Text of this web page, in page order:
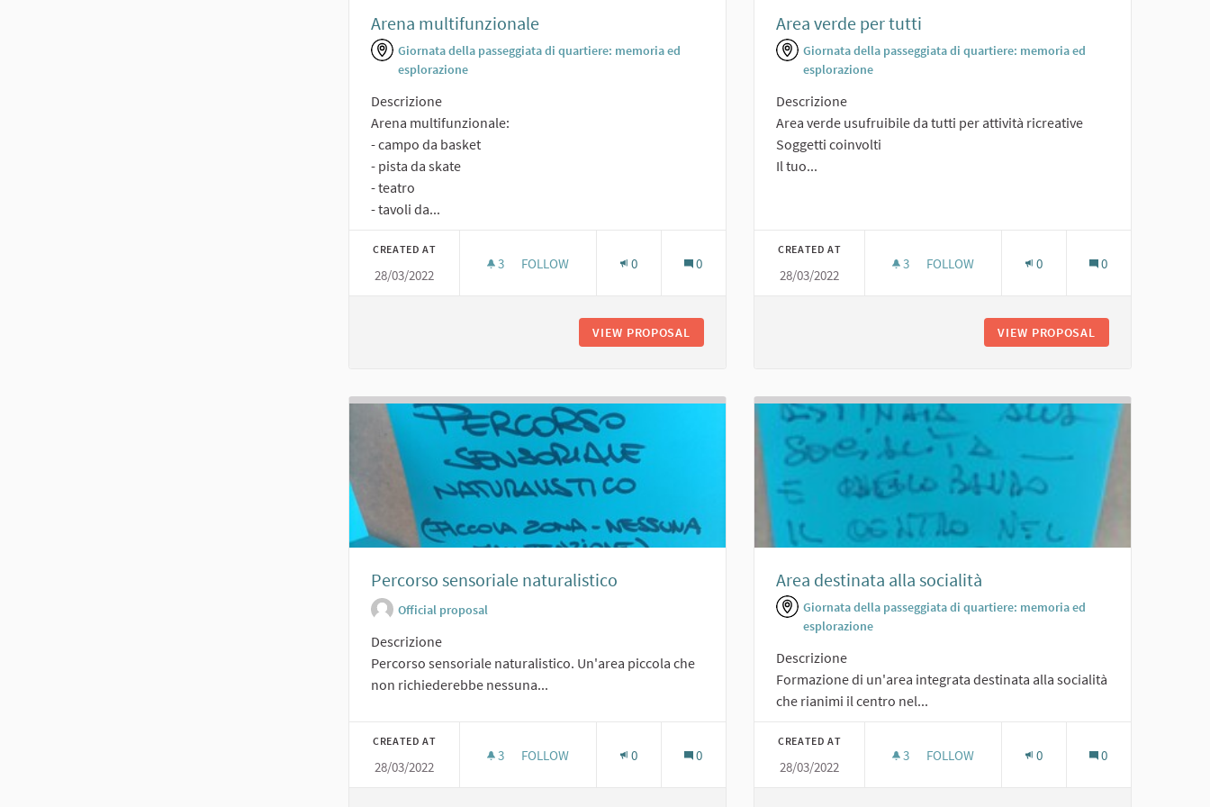
Arena multifunzionale
Giornata della passeggiata di quartiere: memoria ed
esplorazione
Descrizione
Arena multifunzionale:
- campo da basket
- pista da skate
- teatro
- tavoli da...
CREATED AT
28/03/2022
3 3 FOLLOWERS
FOLLOW 0 0
VIEW PROPOSAL
Area verde per tutti
Giornata della passeggiata di quartiere: memoria ed
esplorazione
Descrizione
Area verde usufruibile da tutti per attività ricreative
Soggetti coinvolti
Il tuo...
CREATED AT
28/03/2022
3 3 FOLLOWERS
FOLLOW 0 0
VIEW PROPOSAL
Percorso sensoriale naturalistico
Official proposal
Descrizione
Percorso sensoriale naturalistico. Un'area piccola che
non richiederebbe nessuna...
CREATED AT
28/03/2022
3 3 FOLLOWERS
FOLLOW 0 0
Area destinata alla socialità
Giornata della passeggiata di quartiere: memoria ed
esplorazione
Descrizione
Formazione di un'area integrata destinata alla socialità
che rianimi il centro nel...
CREATED AT
28/03/2022
3 3 FOLLOWERS
FOLLOW 0 0